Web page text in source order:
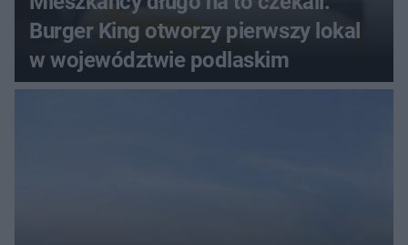
Burger King otworzy pierwszy lokal
w województwie podlaskim